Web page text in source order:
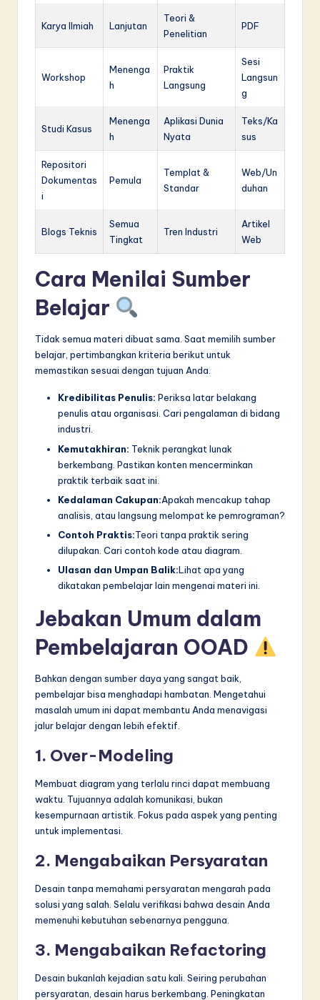
Karya Ilmiah Lanjutan
Teori &
Penelitian
PDF
Workshop
Menenga
h
Praktik
Langsung
Sesi
Langsun
g
Studi Kasus
Menenga
h
Aplikasi Dunia
Nyata
Teks/Ka
sus
Repositori
Dokumentas
i
Pemula
Templat &
Standar
Web/Un
duhan
Blogs Teknis
Semua
Tingkat
Tren Industri
Artikel
Web
Cara Menilai Sumber
Belajar
Tidak semua materi dibuat sama. Saat memilih sumber
belajar, pertimbangkan kriteria berikut untuk
memastikan sesuai dengan tujuan Anda.
Kredibilitas Penulis: Periksa latar belakang
penulis atau organisasi. Cari pengalaman di bidang
industri.
Kemutakhiran: Teknik perangkat lunak
berkembang. Pastikan konten mencerminkan
praktik terbaik saat ini.
Kedalaman Cakupan:Apakah mencakup tahap
analisis, atau langsung melompat ke pemrograman?
Contoh Praktis:Teori tanpa praktik sering
dilupakan. Cari contoh kode atau diagram.
Ulasan dan Umpan Balik:Lihat apa yang
dikatakan pembelajar lain mengenai materi ini.
Jebakan Umum dalam
Pembelajaran OOAD
Bahkan dengan sumber daya yang sangat baik,
pembelajar bisa menghadapi hambatan. Mengetahui
masalah umum ini dapat membantu Anda menavigasi
jalur belajar dengan lebih efektif.
1. Over-Modeling
Membuat diagram yang terlalu rinci dapat membuang
waktu. Tujuannya adalah komunikasi, bukan
kesempurnaan artistik. Fokus pada aspek yang penting
untuk implementasi.
2. Mengabaikan Persyaratan
Desain tanpa memahami persyaratan mengarah pada
solusi yang salah. Selalu verifikasi bahwa desain Anda
memenuhi kebutuhan sebenarnya pengguna.
3. Mengabaikan Refactoring
Desain bukanlah kejadian satu kali. Seiring perubahan
persyaratan, desain harus berkembang. Peningkatan